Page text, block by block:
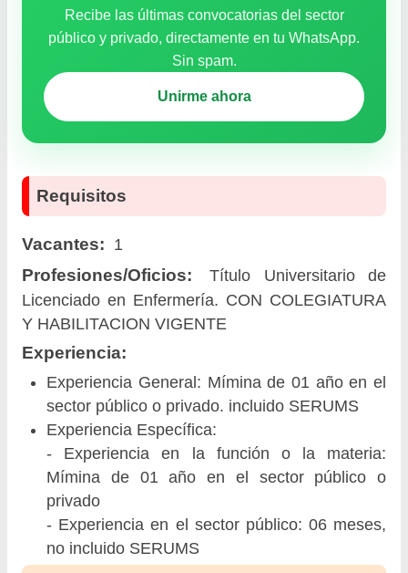
Recibe las últimas convocatorias del sector
público y privado, directamente en tu WhatsApp.
Sin spam.
Unirme ahora
Requisitos
Vacantes: 1
Profesiones/Oficios:
Título Universitario de
Licenciado en Enfermería. CON COLEGIATURA
Y HABILITACION VIGENTE
Experiencia:
Experiencia General: Mímina de 01 año en el
sector público o privado. incluido SERUMS
Experiencia Específica:
- Experiencia en la función o la materia:
Mímina de 01 año en el sector público o
privado
- Experiencia en el sector público: 06 meses,
no incluido SERUMS